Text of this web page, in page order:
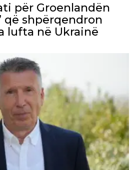
për Groenlandën
që shpërqendron
lufta në Ukrainë